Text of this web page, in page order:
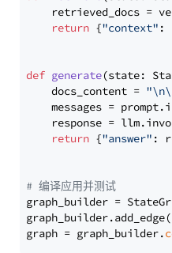
retrieved_docs =
return {"context" :
def generate(state:
    docs_content =
messages =
response =
return {"answer" :
# 编译应用并测试
graph_builder =
graph = graph_builder.